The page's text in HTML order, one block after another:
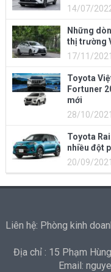
14/07/
Những
thị trường
17/11/2021
Toyota
Fortuner
mới
28/10/2021
Toyota
nhiều đột
20/09/2021
Liên hệ: Phòng kinh
Địa chỉ : 15 Phạm
Email: